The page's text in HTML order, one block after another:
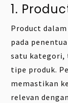
1.
Product
pada
satu kategori,
tipe produk.
memastikan
relevan